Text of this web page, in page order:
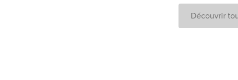
Découvrir